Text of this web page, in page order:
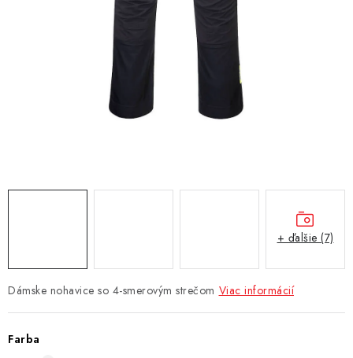
Formulár na vrátenie tovaru /odstúpenie od zmluvy
Obchodné podmienky
Zásady ochrany osobných údajov
Pravidlá a nastavenia cookies
Moja objednávka
Dámske nohavice so 4-smerovým strečom Viac informácií
Farba
+ ďalšie (7)